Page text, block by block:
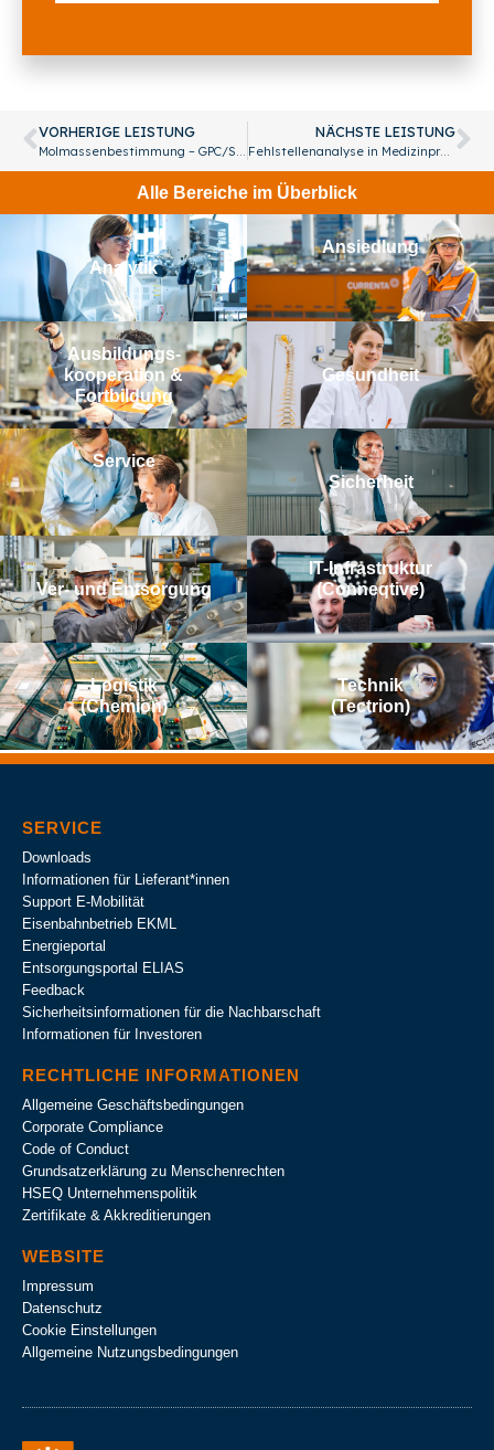
VORHERIGE LEISTUNG NÄCHSTE LEISTUNG
Fehlstellenanalyse in Medizinprodukten
Alle Bereiche im Überblick
Analytik
Ansiedlung
Aus­bildungs­­
kooperation &
Fortbildung
Gesundheit
Service
Sicherheit
Ver- und Entsorgung
IT-Infrastruktur
(Conneqtive)
Logistik
(Chemion)
Technik
(Tectrion)
SERVICE
Downloads
Informationen für Lieferant*innen
Support E-Mobilität
Eisenbahnbetrieb EKML
Energieportal
Entsorgungsportal ELIAS
Feedback
Sicherheitsinformationen für die Nachbarschaft
Informationen für Investoren
RECHTLICHE INFORMATIONEN
Allgemeine Geschäftsbedingungen
Corporate Compliance
Code of Conduct
Grundsatzerklärung zu Menschenrechten
HSEQ Unternehmens­politik
Zertifikate & Akkreditierungen
WEBSITE
Impressum
Datenschutz
Cookie Einstellungen
Allgemeine Nutzungsbedingungen